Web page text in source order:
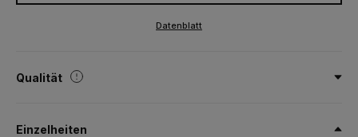
008
620
670
552
007
Datenblatt
Qualität
Einzelheiten